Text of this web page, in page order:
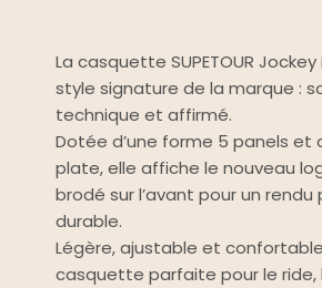
La casquette SUPETOUR
style signature de la marque :
technique et affirmé.
Dotée d’une forme 5 panels et
plate, elle affiche le nouveau
brodé sur l’avant pour un
durable.
Légère, ajustable et
casquette parfaite pour le